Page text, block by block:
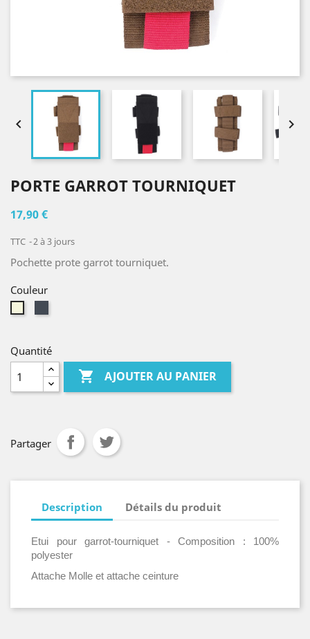
 
PORTE GARROT TOURNIQUET
17,90 €
TTC 2 à 3 jours
Pochette prote garrot tourniquet.
Couleur
Quantité
 AJOUTER AU PANIER
Partager
Description Détails du produit
Etui pour garrot-tourniquet - Composition : 100%
polyester
Attache Molle et attache ceinture